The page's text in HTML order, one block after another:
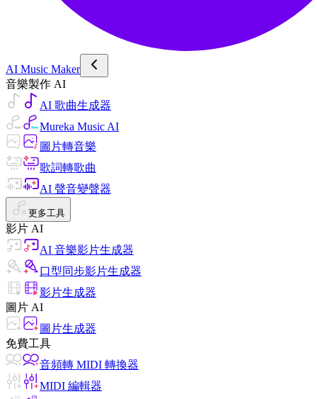
AI Music Maker
音樂製作 AI
AI 歌曲生成器
Mureka Music AI
圖片轉音樂
歌詞轉歌曲
AI 聲音變聲器
更多工具
影片 AI
AI 音樂影片生成器
口型同步影片生成器
影片生成器
圖片 AI
圖片生成器
免費工具
音頻轉 MIDI 轉換器
MIDI 編輯器